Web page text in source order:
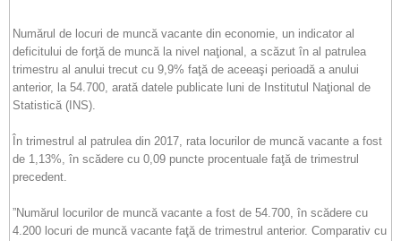
Numărul de locuri de muncă vacante din economie, un indicator al
deficitului de forţă de muncă la nivel naţional, a scăzut în al patrulea
trimestru al anului trecut cu 9,9% faţă de aceeaşi perioadă a anului
anterior, la 54.700, arată datele publicate luni de Institutul Naţional de
Statistică (INS).
În trimestrul al patrulea din 2017, rata locurilor de muncă vacante a fost
de 1,13%, în scădere cu 0,09 puncte procentuale faţă de trimestrul
precedent.
”Numărul locurilor de muncă vacante a fost de 54.700, în scădere cu
4.200 locuri de muncă vacante faţă de trimestrul anterior. Comparativ cu